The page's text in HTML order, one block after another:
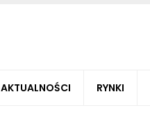
AKTUALNOŚCI RYNKI